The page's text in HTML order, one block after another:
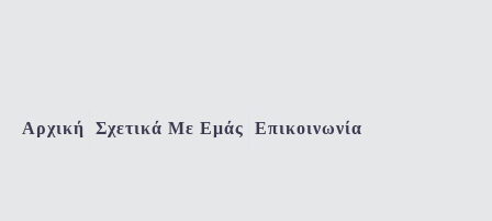
Αρχική Σχετικά Με Εμάς Επικοινωνία